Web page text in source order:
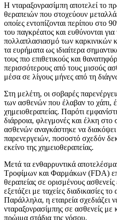
Η νταραξονρασίμπη αποτελεί το
θεραπειών που στοχεύουν
οποίες εντοπίζονται περίπου στο
του παγκρέατος και ευθύνονται
πολλαπλασιασμό των καρκινικών
τα ευρήματα ως ιδιαίτερα
τους πιο επιθετικούς και
περισσότερους από τους μισούς
μέσα σε λίγους μήνες από τη
Στη μελέτη, οι σοβαρές
των ασθενών που έλαβαν το χάπι,
χημειοθεραπείας. Παρότι
διάρροια, φλεγμονές και έλκη
ασθενών αναγκάστηκε να
παρενεργειών, ποσοστό σχεδόν
εκείνο της χημειοθεραπείας.
Μετά τα ενθαρρυντικά
Τροφίμων και Φαρμάκων (FDA)
θεραπείας σε ορισμένους
εξετάζει με ταχείες διαδικασίες
Παράλληλα, η εταιρεία σχεδιάζει
νταραξονρασίμπης σε ασθενείς με
πρώιμα στάδια της νόσου.